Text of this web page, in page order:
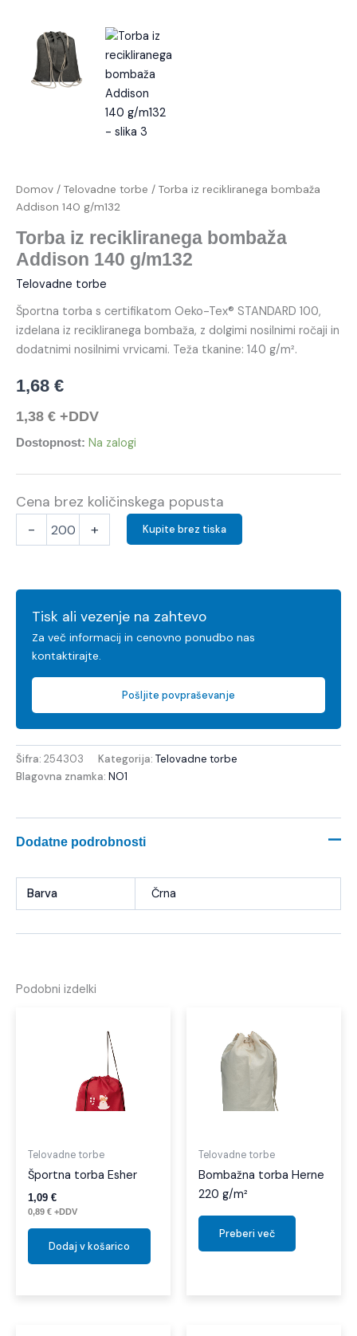
Domov / Telovadne torbe / Torba iz recikliranega bombaža
Addison 140 g/m132
Torba iz recikliranega bombaža
Addison 140 g/m132
Telovadne torbe
Športna torba s certifikatom Oeko-Tex® STANDARD 100,
izdelana iz recikliranega bombaža, z dolgimi nosilnimi ročaji in
dodatnimi nosilnimi vrvicami. Teža tkanine: 140 g/m².
1,68 €
1,38 € +DDV
Dostopnost: Na zalogi
Cena brez količinskega popusta
- + Kupite brez tiska
Tisk ali vezenje na zahtevo
Za več informacij in cenovno ponudbo nas
kontaktirajte.
Pošljite povpraševanje
Šifra: 254303 Kategorija: Telovadne torbe
Blagovna znamka: NO1
Dodatne podrobnosti
Barva Črna
Podobni izdelki
Telovadne torbe
Športna torba Esher
1,09 €
0,89 € +DDV
Dodaj v košarico
Telovadne torbe
Bombažna torba Herne
220 g/m²
Preberi več